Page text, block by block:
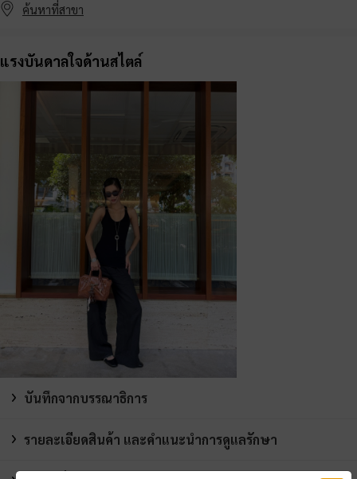
ค้นหาที่สาขา
แรงบันดาลใจด้านสไตล์
บันทึกจากบรรณาธิการ
รายละเอียดสินค้า และคำแนะนำการดูแลรักษา